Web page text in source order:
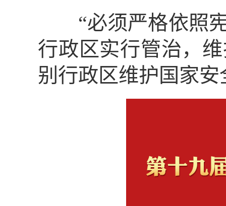
“必须严格依照宪
行政区实行管治，
别行政区维护国家